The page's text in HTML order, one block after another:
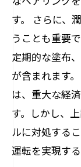
す。 さらに、
うことも重要
定期的な塗布
が含まれます
は、重大な経
す。しかし、
ルに対処する
運転を実現す